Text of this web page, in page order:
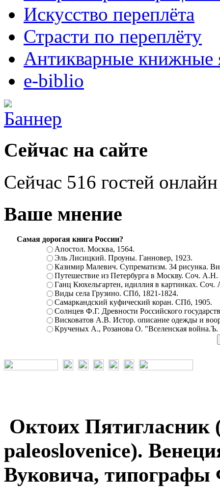
Искусство переплёта
Страсти по переплёту
Антикварные книжные
e-biblio
Сейчас на сайте
Сейчас 516 гостей онлайн
Ваше мнение
Самая дорогая книга России?
Апостол. Москва, 1564.
Эль Лисицкий. Проуны. Ганновер, 1923.
Казимир Малевич. Супрематизм. 34 рисунка.
Путешествие из Петербурга в Москву. Соч.
Ганц Кюхельгартен, идиллия в картинках.
Виды села Грузино. СПб, 1821-1824.
Самаркандский куфический коран. СПб, 1905.
Солнцев Ф.Г. Древности Российского
Висковатов А.В. Истор. описание одежды и
Крученых А., Розанова О. "Вселенская
Октоих
paleoslovenice).
Вуковича, типографы